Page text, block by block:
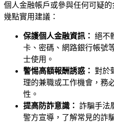
個人金融帳戶或參與任何可疑
幾點實用建議：
保護個人金融資訊： 絕不
卡、密碼、網路銀行帳號
士使用。
警惕高額報酬誘惑： 對於
理的兼職或工作機會，務
性。
提高防詐意識： 詐騙手法
警方宣導，了解常見的詐